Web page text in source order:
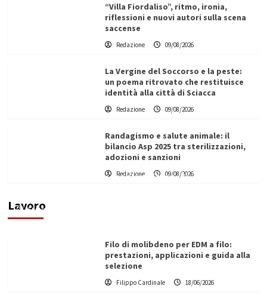
“Villa Fiordaliso”, ritmo, ironia,
riflessioni e nuovi autori sulla scena
saccense
Redazione 09/08/2026
La Vergine del Soccorso e la peste:
un poema ritrovato che restituisce
identità alla città di Sciacca
Redazione 09/08/2026
Randagismo e salute animale: il
bilancio Asp 2025 tra sterilizzazioni,
adozioni e sanzioni
Redazione 09/08/2026
Lavoro
L’ingegnere saccense Buscarnera partner chiave
di un progetto transnazionale per la transizione
Filippo Cardinale
Filo di molibdeno per EDM a filo:
prestazioni, applicazioni e guida alla
selezione
Filippo Cardinale 18/06/2026